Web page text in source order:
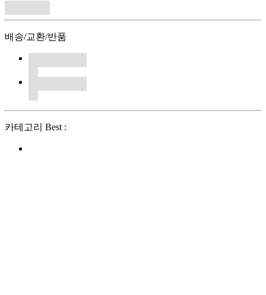
배송/교환/반품
카테고리 Best :